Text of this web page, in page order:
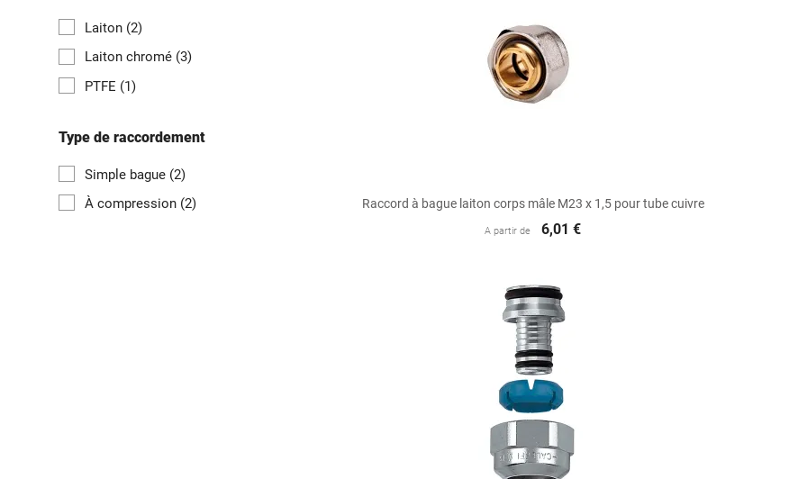
Laiton (2)
Laiton chromé (3)
PTFE (1)
Type de raccordement
Simple bague (2)
À compression (2) Aperçu rapide
Raccord à bague laiton corps mâle M23 x 1,5 pour tube cuivre
A partir de 6,01 €